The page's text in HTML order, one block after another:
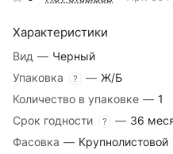
Характеристики
Вид — Черный
Упаковка
? — Ж/Б
Количество в упаковке — 1
Срок годности
? — 36
Фасовка — Крупнолистовой